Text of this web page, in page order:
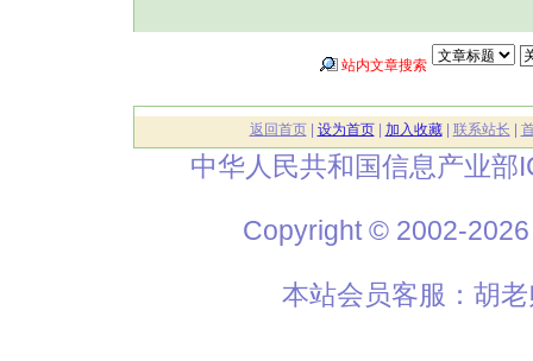
站内文章搜索
返回首页| 设为首页| 加入收藏| 联系站长
中华人民共和国信息产业部
Copyright © 2002-
本站会员客服：胡